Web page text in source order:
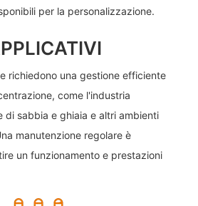
per la personalizzazione.
richiedono una gestione efficiente
come l'industria
di sabbia e ghiaia e altri ambienti
manutenzione regolare è
un funzionamento e prestazioni